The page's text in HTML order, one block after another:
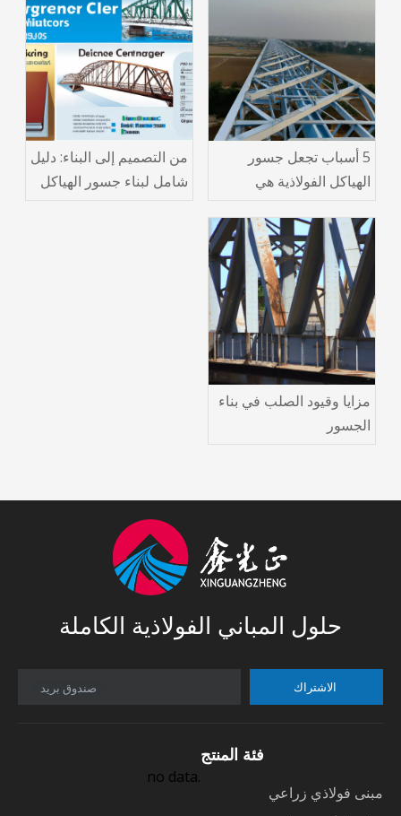
5 أسباب تجعل جسور
الهياكل الفولاذية هي
من التصميم إلى البناء: دليل
شامل لبناء جسور الهياكل
مزايا وقيود الصلب في بناء
الجسور
حلول المباني الفولاذية الكاملة
صندوق بريد
no data.
فئة المنتج
مبنى فولاذي زراعي